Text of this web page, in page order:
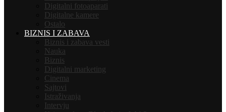
Digitalni fotoaparati
Digitalne kamere
Ostalo
BIZNIS I ZABAVA
Biznis i zabava vesti
Nauka
Biznis
Digitalni marketing
Cinema
Sajtovi
Istraživanja
Intervju